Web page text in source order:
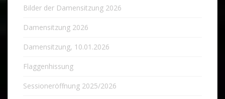
Bilder der Damensitzung 2026
Damensitzung 2026
Damensitzung, 10.01.2026
Flaggenhissung
Sessioneröffnung 2025/2026